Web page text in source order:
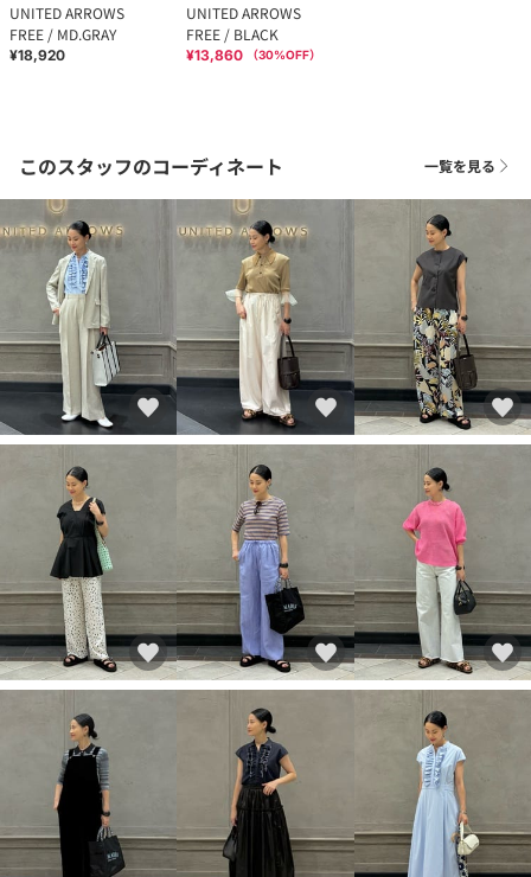
UNITED ARROWS
FREE / MD.GRAY
¥18,920
UNITED ARROWS
FREE / BLACK
¥13,860 （30%OFF）
このスタッフのコーディネート 一覧を見る